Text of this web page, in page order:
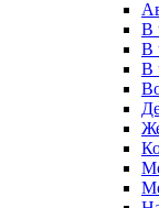
В
В
В